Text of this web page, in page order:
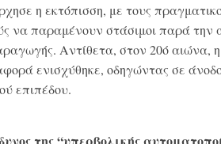
η εκτόπισση, με τους
να παραμένουν στάσιμοι παρά την
. Αντίθετα, στον 20ό αιώνα, η
ενισχύθηκε, οδηγώντας σε
επιπέδου.